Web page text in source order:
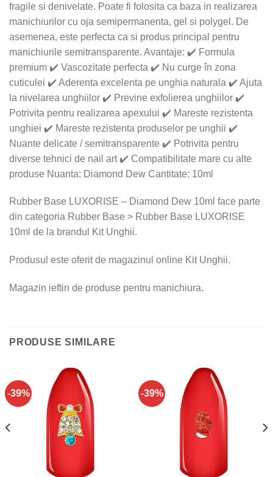
fragile si denivelate. Poate fi folosita ca baza in realizarea
manichiurilor cu oja semipermanenta, gel si polygel. De
asemenea, este perfecta ca si produs principal pentru
manichiurile semitransparente. Avantaje: ✔️ Formula
premium ✔️ Vascozitate perfecta ✔️ Nu curge în zona
cuticulei ✔️ Aderenta excelenta pe unghia naturala ✔️ Ajuta
la nivelarea unghiilor ✔️ Previne exfolierea unghiilor ✔️
Potrivita pentru realizarea apexului ✔️ Mareste rezistenta
unghiei ✔️ Mareste rezistenta produselor pe unghii ✔️
Nuante delicate / semitransparente ✔️ Potrivita pentru
diverse tehnici de nail art ✔️ Compatibilitate mare cu alte
produse Nuanta: Diamond Dew Cantitate: 10ml
Rubber Base LUXORISE – Diamond Dew 10ml face parte
din categoria Rubber Base > Rubber Base LUXORISE
10ml de la brandul Kit Unghii.
Produsul este oferit de magazinul online Kit Unghii.
Magazin ieftin de produse pentru manichiura.
PRODUSE SIMILARE
-39% -39%